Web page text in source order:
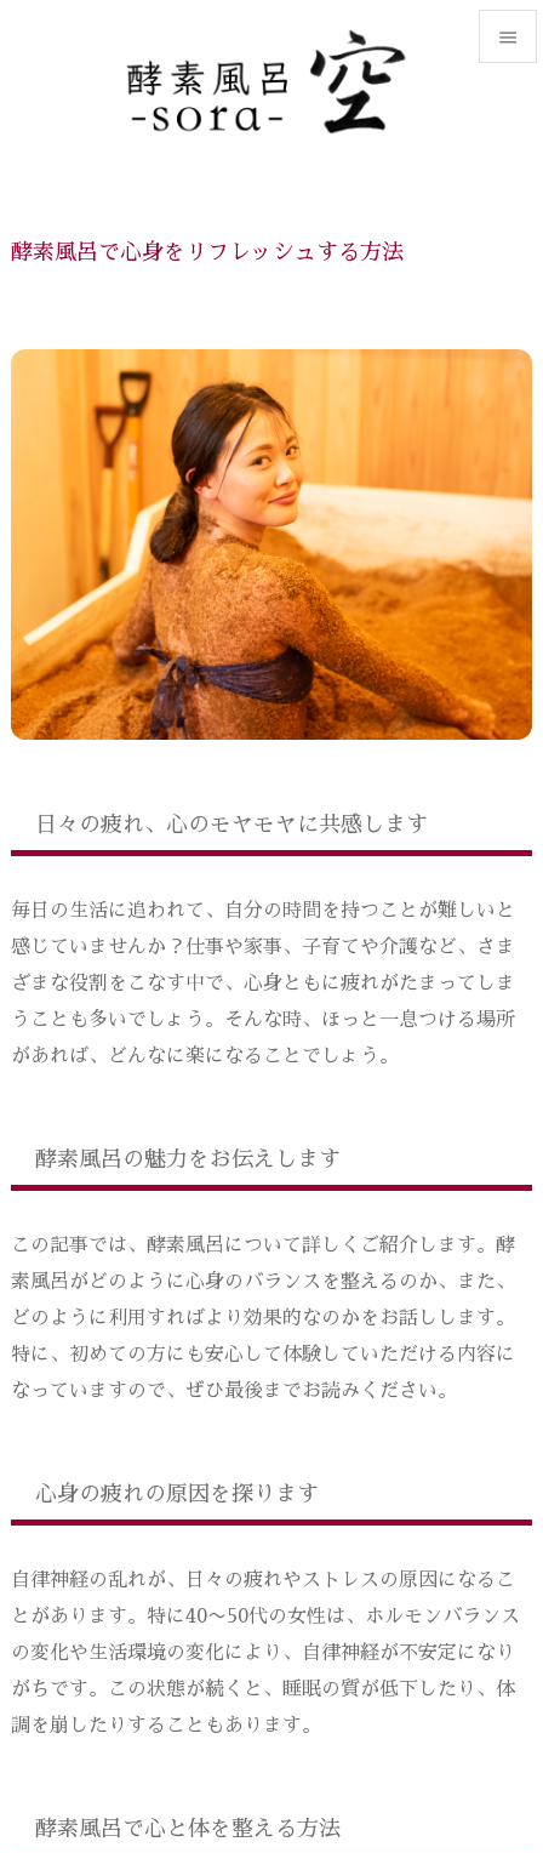

酵素風呂で心身をリフレッシュする方法
日々の疲れ、心のモヤモヤに共感します
毎日の生活に追われて、自分の時間を持つことが難しいと
感じていませんか？仕事や家事、子育てや介護など、さま
ざまな役割をこなす中で、心身ともに疲れがたまってしま
うことも多いでしょう。そんな時、ほっと一息つける場所
があれば、どんなに楽になることでしょう。
酵素風呂の魅力をお伝えします
この記事では、酵素風呂について詳しくご紹介します。酵
素風呂がどのように心身のバランスを整えるのか、また、
どのように利用すればより効果的なのかをお話しします。
特に、初めての方にも安心して体験していただける内容に
なっていますので、ぜひ最後までお読みください。
心身の疲れの原因を探ります
自律神経の乱れが、日々の疲れやストレスの原因になるこ
とがあります。特に40〜50代の女性は、ホルモンバランス
の変化や生活環境の変化により、自律神経が不安定になり
がちです。この状態が続くと、睡眠の質が低下したり、体
調を崩したりすることもあります。
酵素風呂で心と体を整える方法